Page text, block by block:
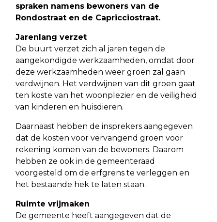
spraken namens bewoners van de
Rondostraat en de Capricciostraat.
Jarenlang verzet
De buurt verzet zich al jaren tegen de
aangekondigde werkzaamheden, omdat door
deze werkzaamheden weer groen zal gaan
verdwijnen. Het verdwijnen van dit groen gaat
ten koste van het woonplezier en de veiligheid
van kinderen en huisdieren.
Daarnaast hebben de insprekers aangegeven
dat de kosten voor vervangend groen voor
rekening komen van de bewoners. Daarom
hebben ze ook in de gemeenteraad
voorgesteld om de erfgrens te verleggen en
het bestaande hek te laten staan.
Ruimte vrijmaken
De gemeente heeft aangegeven dat de